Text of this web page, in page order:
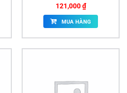
121,000₫
MUA HÀNG